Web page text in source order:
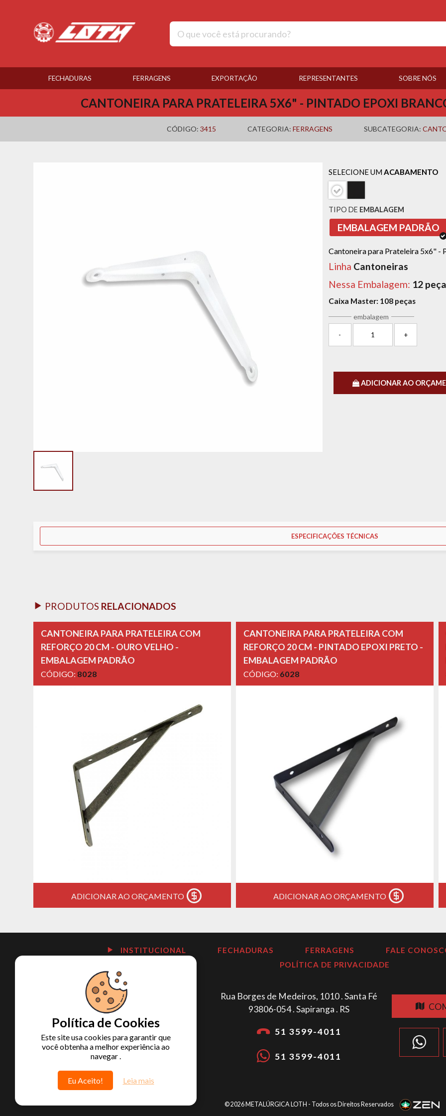
FECHADURAS FERRAGENS EXPORTAÇÃO REPRESENTANTES SOBRE NÓS
CANTONEIRA PARA PRATELEIRA 5X6" - PINTADO EPOXI
CÓDIGO: 3415 CATEGORIA: FERRAGENS SUBCATEGORIA:
SELECIONE UM ACABAMENTO
TIPO DE EMBALAGEM
EMBALAGEM PADRÃO
Cantoneira para Prateleira 5x6" -
Linha Cantoneiras
Nessa Embalagem: 12
Caixa Master: 108 peças
embalagem
- +
ADICIONAR AO
ESPECIFICAÇÕES TÉCNICAS
PRODUTOS RELACIONADOS
CANTONEIRA PARA PRATELEIRA COM
REFORÇO 20 CM - OURO VELHO -
EMBALAGEM PADRÃO
CÓDIGO: 8028
ADICIONAR AO ORÇAMENTO
CANTONEIRA PARA PRATELEIRA COM
REFORÇO 20 CM - PINTADO EPOXI PRETO -
EMBALAGEM PADRÃO
CÓDIGO: 6028
ADICIONAR AO ORÇAMENTO
INSTITUCIONAL FECHADURAS FERRAGENS FALE
POLÍTICA DE PRIVACIDADE
Rua Borges de Medeiros, 1010 . Santa Fé
93806-054 . Sapiranga . RS
51 3599-4011
51 3599-4011
© 2026METALÚRGICA LOTH - Todos os Direitos Reservados
Política de Cookies
Este site usa cookies para garantir que
você obtenha a melhor experiência ao
navegar .
Eu Aceito! Leia mais